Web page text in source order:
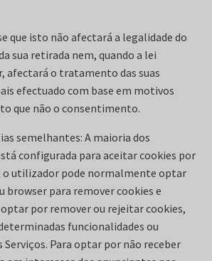
que isto não afectará a legalidade do
sua retirada nem, quando a lei
afectará o tratamento das suas
efectuado com base em motivos
que não o consentimento.
semelhantes: A maioria dos
configurada para aceitar cookies por
o utilizador pode normalmente optar
browser para remover cookies e
por remover ou rejeitar cookies,
funcionalidades ou
Serviços. Para optar por não receber